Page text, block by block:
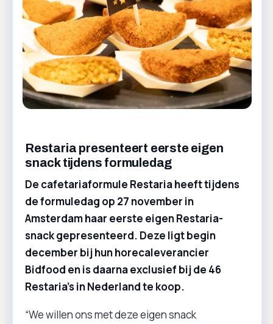
Restaria presenteert eerste eigen
snack tijdens formuledag
De cafetariaformule Restaria heeft tijdens
de formuledag op 27 november in
Amsterdam haar eerste eigen Restaria-
snack gepresenteerd. Deze ligt begin
december bij hun horecaleverancier
Bidfood en is daarna exclusief bij de 46
Restaria’s in Nederland te koop.
“We willen ons met deze eigen snack